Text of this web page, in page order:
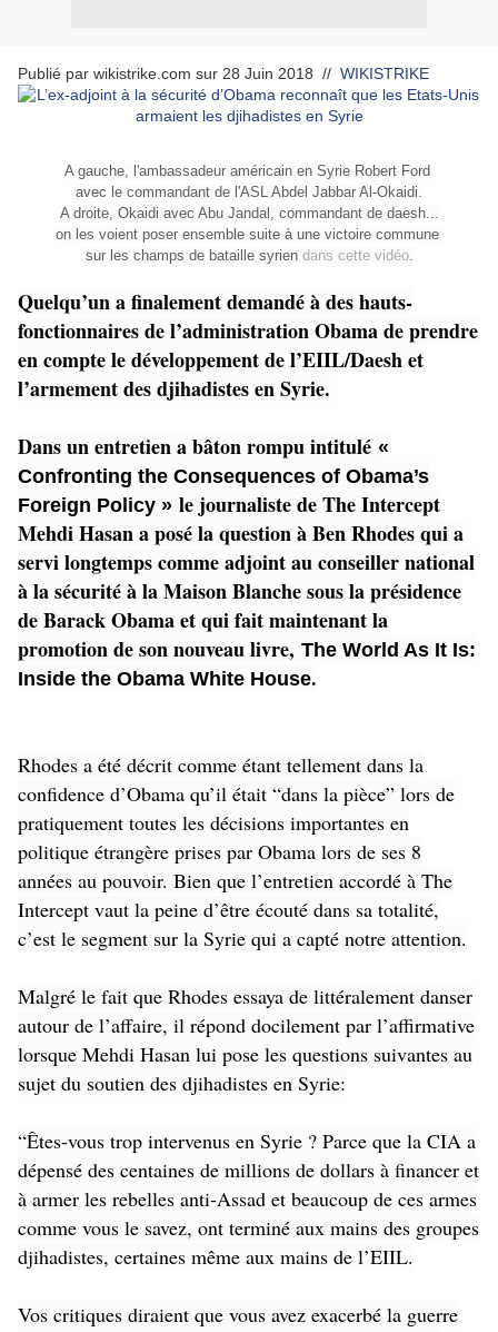
Publié par wikistrike.com sur 28 Juin 2018 // WIKISTRIKE
A gauche, l'ambassadeur américain en Syrie Robert Ford
avec le commandant de l'ASL Abdel Jabbar Al-Okaidi.
A droite, Okaidi avec Abu Jandal, commandant de daesh...
on les voient poser ensemble suite à une victoire commune
sur les champs de bataille syrien dans cette vidéo.
Quelqu’un a finalement demandé à des hauts-
fonctionnaires de l’administration Obama de prendre
en compte le développement de l’EIIL/Daesh et
l’armement des djihadistes en Syrie.
Dans un entretien a bâton rompu intitulé «
Confronting the Consequences of Obama’s
Foreign Policy » le journaliste de The Intercept
Mehdi Hasan a posé la question à Ben Rhodes qui a
servi longtemps comme adjoint au conseiller national
à la sécurité à la Maison Blanche sous la présidence
de Barack Obama et qui fait maintenant la
promotion de son nouveau livre, The World As It Is:
Inside the Obama White House.
Rhodes a été décrit comme étant tellement dans la
confidence d’Obama qu’il était “dans la pièce” lors de
pratiquement toutes les décisions importantes en
politique étrangère prises par Obama lors de ses 8
années au pouvoir. Bien que l’entretien accordé à The
Intercept vaut la peine d’être écouté dans sa totalité,
c’est le segment sur la Syrie qui a capté notre attention.
Malgré le fait que Rhodes essaya de littéralement danser
autour de l’affaire, il répond docilement par l’affirmative
lorsque Mehdi Hasan lui pose les questions suivantes au
sujet du soutien des djihadistes en Syrie:
“Êtes-vous trop intervenus en Syrie ? Parce que la CIA a
dépensé des centaines de millions de dollars à financer et
à armer les rebelles anti-Assad et beaucoup de ces armes
comme vous le savez, ont terminé aux mains des groupes
djihadistes, certaines même aux mains de l’EIIL.
Vos critiques diraient que vous avez exacerbé la guerre